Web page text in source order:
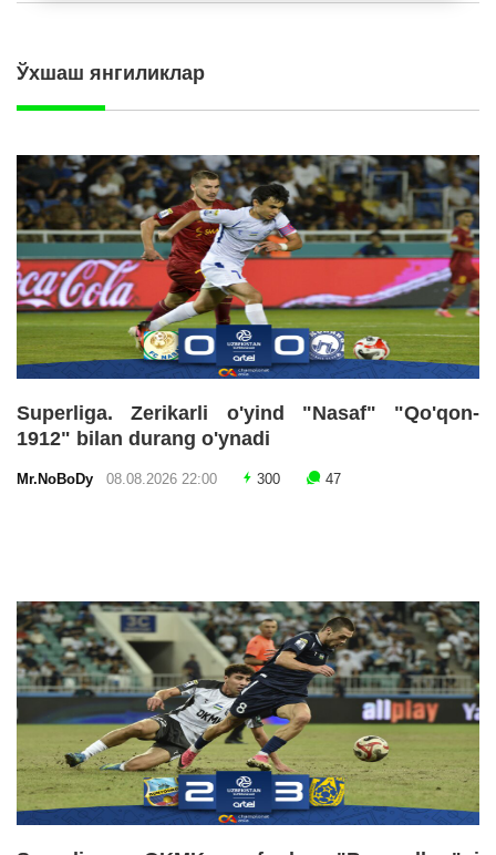
Ўхшаш янгиликлар
Superliga. Zerikarli o'yind "Nasaf" "Qo'qon-
1912" bilan durang o'ynadi
Mr.NoBoDy 08.08.2026 22:00 300 47